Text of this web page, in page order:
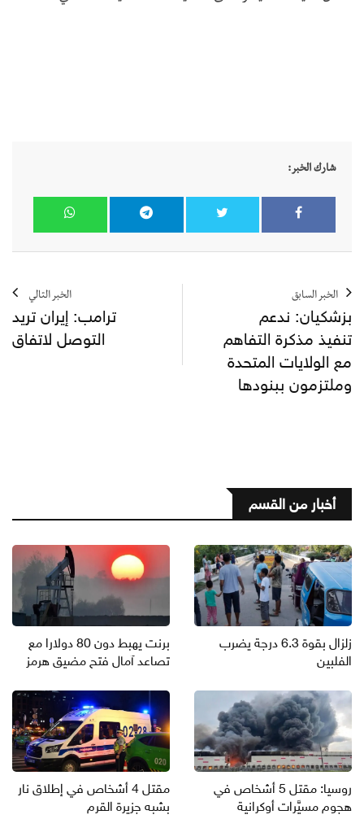
شارك الخبر:
الخبر السابق
بزشكيان: ندعم
تنفيذ مذكرة التفاهم
مع الولايات المتحدة
وملتزمون ببنودها
الخبر التالي
ترامب: إيران تريد
التوصل لاتفاق
أخبار من القسم
زلزال بقوة 6.3 درجة يضرب
الفلبين
برنت يهبط دون 80 دولارا مع
تصاعد آمال فتح مضيق هرمز
روسيا: مقتل 5 أشخاص في
هجوم مسيَّرات أوكرانية
مقتل 4 أشخاص في إطلاق نار
بشبه جزيرة القرم